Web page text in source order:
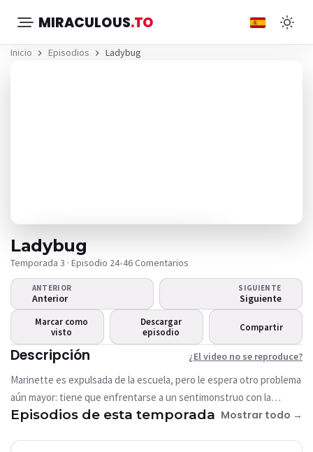
MIRACULOUS.TO
Inicio Episodios Ladybug
¿El video no se reproduce?
Este video no está disponible
actualmente
Ladybug
Temporada 3 · Episodio 24•46 Comentarios
ANTERIOR
Anterior
SIGUIENTE
Siguiente
Marcar como
visto
Descargar
episodio
Compartir
Descripción ¿El video no se reproduce?
Marinette es expulsada de la escuela, pero le espera otro problema
aún mayor: tiene que enfrentarse a un sentimonstruo con la
imagén de...¡Ladybug!
Episodios de esta temporada Mostrar todo →